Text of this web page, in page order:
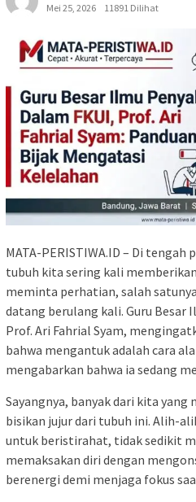
Mei 25, 2026
11891 Dilihat
MATA-PERISTIWA.ID – Di
tubuh kita sering kali
meminta perhatian, salah
datang berulang kali. Guru Besar
Prof. Ari Fahrial Syam,
bahwa mengantuk adalah cara
mengabarkan bahwa ia sedang
Sayangnya, banyak dari kita
bisikan jujur dari tubuh ini. Alih-
untuk beristirahat, tidak sedikit
memaksakan diri dengan
berenergi demi menjaga fokus